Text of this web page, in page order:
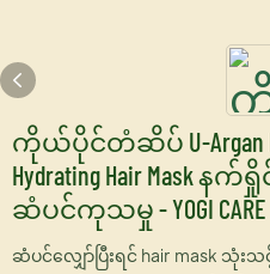
ကိုယ်ပိုင်တံဆိပ် U-Argan
Hydrating Hair Mask န
ဆံပင်ကုသမှု - YOGI CARE
ဆံပင်လျှော်ပြီးရင် hair mask သုံးသ